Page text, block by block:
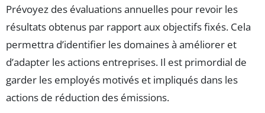
Prévoyez des évaluations annuelles pour revoir les
résultats obtenus par rapport aux objectifs fixés. Cela
permettra d’identifier les domaines à améliorer et
d’adapter les actions entreprises. Il est primordial de
garder les employés motivés et impliqués dans les
actions de réduction des émissions.